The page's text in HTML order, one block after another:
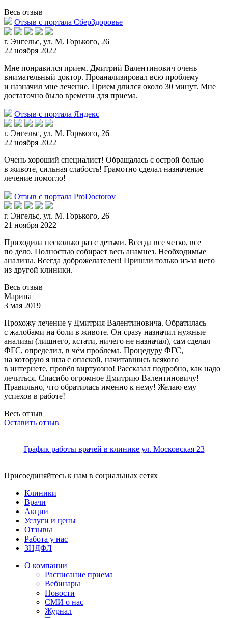
Весь отзыв
Отзыв с портала СберЗдоровье
г. Энгельс, ул. М. Горького, 26
22 ноября 2022
Мне понравился прием. Дмитрий Валентинович очень
внимательный доктор. Проанализировал всю проблему
и назначил мне лечение. Прием длился около 30 минут. Мне
достаточно было времени для приема.
Отзыв с портала Яндекс
г. Энгельс, ул. М. Горького, 26
22 ноября 2022
Очень хороший специалист! Обращалась с острой болью
в животе, сильная слабость! Грамотно сделал назначение —
лечение помогло!
Отзыв с портала ProDoctorov
г. Энгельс, ул. М. Горького, 26
21 ноября 2022
Приходила несколько раз с детьми. Всегда все четко, все
по дело. Полностью собирает весь анамнез. Необходимые
анализы. Всегда доброжелателен! Пришли только из-за него
из другой клиники.
Весь отзыв
Марина
3 мая 2019
Прохожу лечение у Дмитрия Валентиновича. Обратилась
с жалобами на боли в животе. Он сразу назначил нужные
анализы (лишнего, кстати, ничего не назначал), сам сделал
ФГС, определил, в чём проблема. Процедуру ФГС,
на которую я шла с опаской, начитавшись всякого
в интернете, провёл виртуозно! Рассказал подробно, как надо
лечиться. Спасибо огромное Дмитрию Валентиновичу!
Правильно, что обратилась именно к нему! Желаю ему
успехов в работе!
Весь отзыв
Оставить отзыв
График работы врачей в клинике ул. Московская 23
Присоединяйтесь к нам в социальных сетях
Клиники
Врачи
Акции
Услуги и цены
Отзывы
Работа у нас
3НДФЛ
О компании
Расписание приема
Вебинары
Новости
СМИ о нас
Журнал